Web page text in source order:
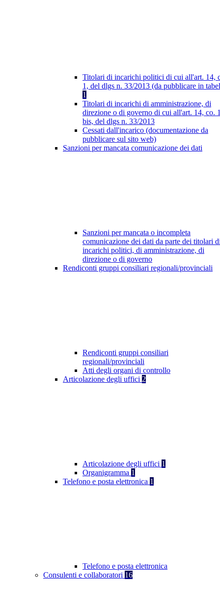
Titolari di incarichi politici di cui all'art. 14,
1, del dlgs n. 33/2013 (da pubblicare in
1
Titolari di incarichi di amministrazione, di
direzione o di governo di cui all'art. 14, co.
bis, del dlgs n. 33/2013
Cessati dall'incarico (documentazione da
pubblicare sul sito web)
Sanzioni per mancata comunicazione dei dati
Sanzioni per mancata o incompleta
comunicazione dei dati da parte dei titolari
incarichi politici, di amministrazione, di
direzione o di governo
Rendiconti gruppi consiliari regionali/provinciali
Rendiconti gruppi consiliari
regionali/provinciali
Atti degli organi di controllo
Articolazione degli uffici 2
Articolazione degli uffici 1
Organigramma 1
Telefono e posta elettronica 1
Telefono e posta elettronica
Consulenti e collaboratori 16